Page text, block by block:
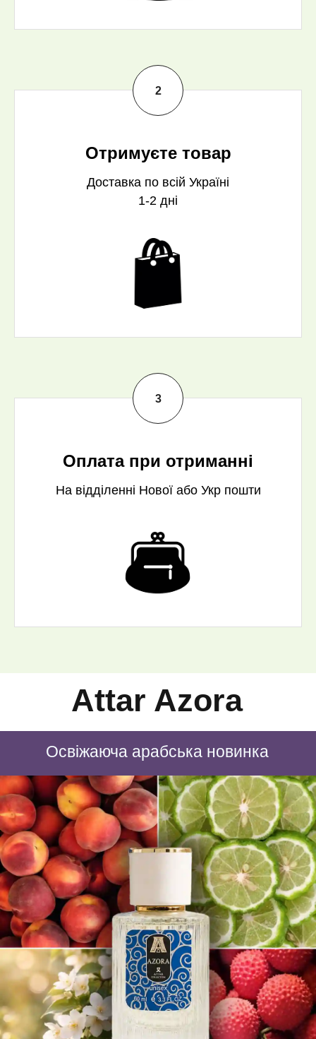
Отримуєте товар
Доставка по всій Україні
1-2 дні
Оплата при отриманні
На відділенні Нової або Укр пошти
Attar Azora
Освіжаюча арабська новинка